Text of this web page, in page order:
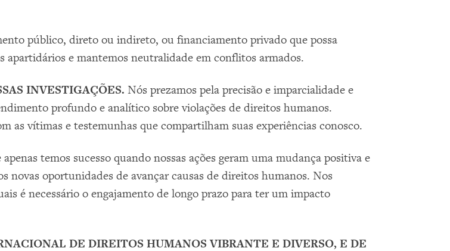
público, direto ou indireto, ou financiamento privado que possa
apartidários e mantemos neutralidade em conflitos armados.
INVESTIGAÇÕES. Nós prezamos pela precisão e imparcialidade e
profundo e analítico sobre violações de direitos humanos.
as vítimas e testemunhas que compartilham suas experiências conosco.
temos sucesso quando nossas ações geram uma mudança positiva e
novas oportunidades de avançar causas de direitos humanos. Nos
é necessário o engajamento de longo prazo para ter um impacto
DE DIREITOS HUMANOS VIBRANTE E DIVERSO, E DE